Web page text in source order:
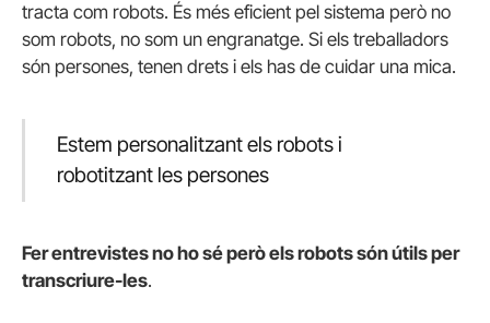
tracta com robots. És més eficient pel sistema però no
som robots, no som un engranatge. Si els treballadors
són persones, tenen drets i els has de cuidar una mica.
Estem personalitzant els robots i
robotitzant les persones
Fer entrevistes no ho sé però els robots són útils per
transcriure-les.